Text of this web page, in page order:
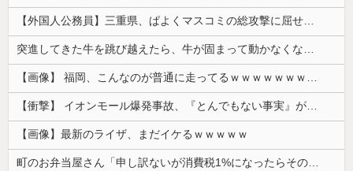
【外国人公務員】三重県、ぱよくマスコミの総攻撃に屈せず！「県民対象アンケート『外国人の職員採用を続けるべきか』は差別に該当しない」結果を公表する方針
突進してきた牛を跳び越えたら、牛が固まって動かなくなった闘牛場の映像【海外の反応】
【画像】 福岡、こんなのが普通に走ってるｗｗｗｗｗｗｗｗｗｗｗｗｗｗｗｗ
【衝撃】 イオンモール爆発事故、『とんでもない事実』が判明してしまう・・・・・・
【画像】最新のライザ、まだイケるｗｗｗｗｗ
町のお弁当屋さん「申し訳ないが消費税1%になったらその分商品代を値上げするわ」 「うちも！」